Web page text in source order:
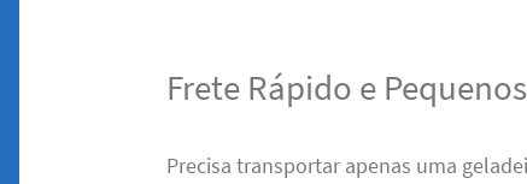
Frete Rápido e
Precisa transportar apenas uma